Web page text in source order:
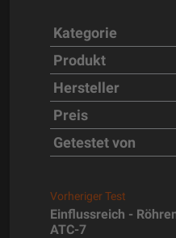
Kategorie
Produkt
Hersteller
Preis
Getestet von
Vorheriger Test
Einflussreich -
ATC-7